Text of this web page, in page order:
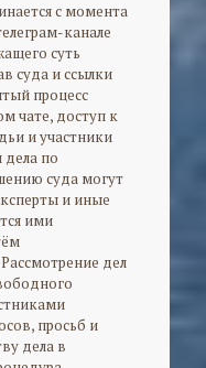
с момента
канале
суть
суда и ссылки
процесс
чате, доступ к
и участники
дела по
суда могут
и иные
ими
дел
просьб и
дела в